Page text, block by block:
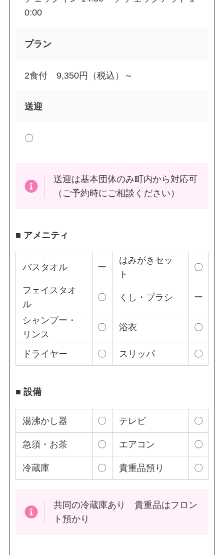
0:00
プラン
2食付 9,350円（税込）～
送迎
〇
送迎は基本団体のみ町内から対応可
（ご予約時にご相談ください）
■ アメニティ
バスタオル ー
はみがきセッ
ト
〇
フェイスタオ
ル
〇 くし・ブラシ ー
シャンプー・
リンス
〇 浴衣 〇
ドライヤー 〇 スリッパ 〇
■ 設備
湯沸かし器 〇 テレビ 〇
急須・お茶 〇 エアコン 〇
冷蔵庫 〇 貴重品預り 〇
共同の冷蔵庫あり 貴重品はフロン
ト預かり